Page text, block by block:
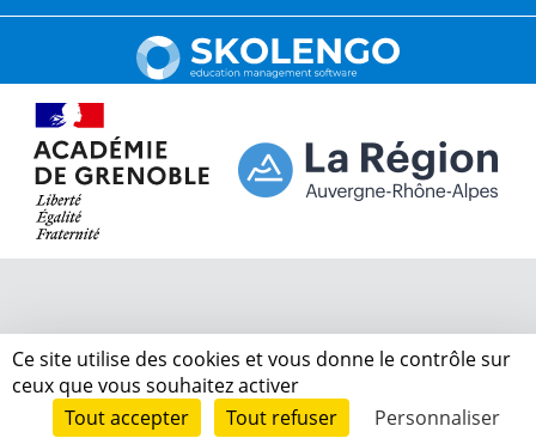
Ce site utilise des cookies et vous donne le contrôle sur
ceux que vous souhaitez activer
Tout accepter
Tout refuser Personnaliser